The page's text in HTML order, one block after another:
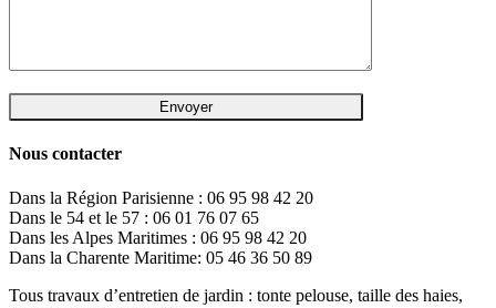
Nous contacter
Dans la Région Parisienne : 06 95 98 42 20
Dans le 54 et le 57 : 06 01 76 07 65
Dans les Alpes Maritimes : 06 95 98 42 20
Dans la Charente Maritime: 05 46 36 50 89
Tous travaux d’entretien de jardin : tonte pelouse, taille des haies,